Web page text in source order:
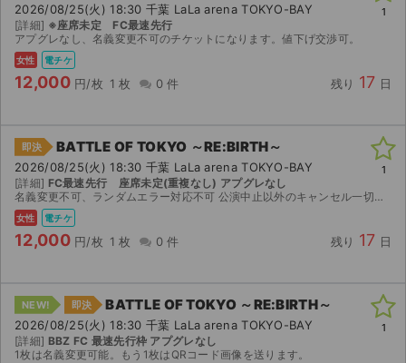
2026/08/25(火) 18:30 千葉 LaLa arena TOKYO-BAY
[詳細] ※座席未定 FC最速先行
アプグレなし、名義変更不可のチケットになります。値下げ交渉可。
女性 電チケ
12,000 円/枚 1 枚 0 件 残り 17 日
1
即決 BATTLE OF TOKYO ～RE:BIRTH～
2026/08/25(火) 18:30 千葉 LaLa arena TOKYO-BAY
[詳細] FC最速先行 座席未定(重複なし) アプグレなし
名義変更不可、ランダムエラー対応不可 公演中止以外のキャンセル一切不可
女性 電チケ
12,000 円/枚 1 枚 0 件 残り 17 日
1
NEW! 即決 BATTLE OF TOKYO ～RE:BIRTH～
2026/08/25(火) 18:30 千葉 LaLa arena TOKYO-BAY
[詳細] BBZ FC 最速先行枠 アプグレなし
1枚は名義変更可能。もう1枚はQRコード画像を送ります。
1